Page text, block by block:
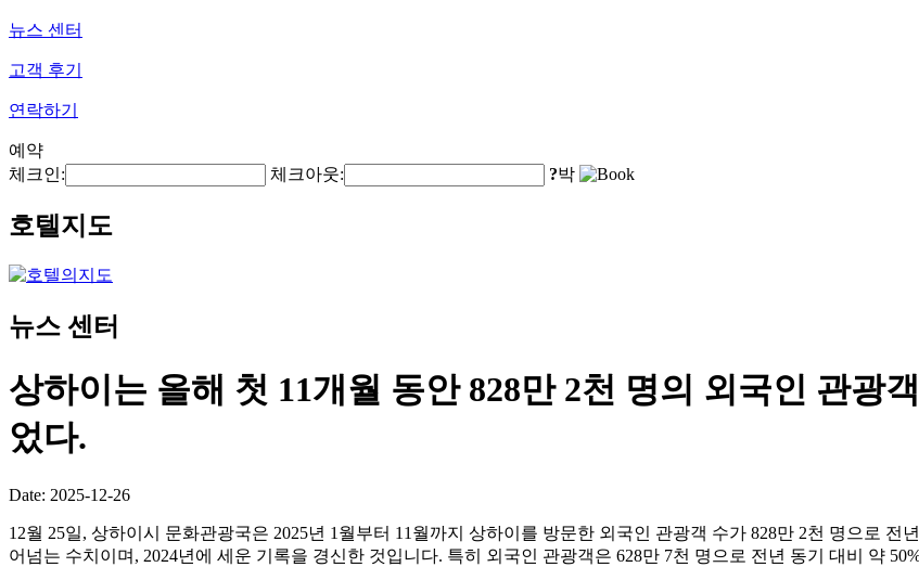
뉴스 센터
고객 후기
연락하기
예약
체크인:
체크아웃: ?박
호텔지도
뉴스 센터
상하이는 올해 첫 11개월 동안 828만 2천 명의 외국인 관광
었다.
Date: 2025-12-26
12월 25일, 상하이시 문화관광국은 2025년 1월부터 11월까지 상하이를 방문한 외국인 관광객 수가 828만 2천 명으로 전
어넘는 수치이며, 2024년에 세운 기록을 경신한 것입니다. 특히 외국인 관광객은 628만 7천 명으로 전년 동기 대비 약